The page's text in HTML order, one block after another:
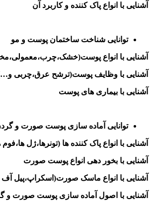
آشنایی با انواع پاک کننده و کاربرد آن
توانایی شناخت ساختمان پوست و مو
آشنایی با انواع
آشنایی با وظایف پوست(ترشح عرق،چربی
آشنایی با بیماری های پوست
توانایی آماده سازی پوست صورت و
آشنایی با انواع پاک کننده ها (تونرها،ژل
آشنایی با بخور دهی انواع پوست صورت
آشنایی با انواع ماسک صورت(اسکراپ،پیل
آشنایی با اصول آماده سازی پوست صورت و